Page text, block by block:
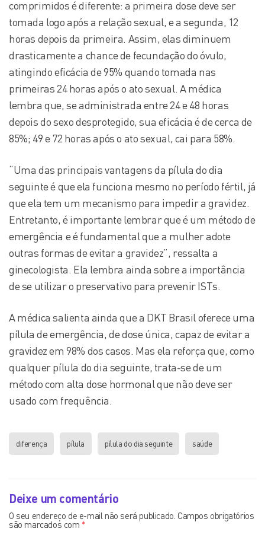
comprimidos é diferente: a primeira dose deve ser
tomada logo após a relação sexual, e a segunda, 12
horas depois da primeira. Assim, elas diminuem
drasticamente a chance de fecundação do óvulo,
atingindo eficácia de 95% quando tomada nas
primeiras 24 horas após o ato sexual. A médica
lembra que, se administrada entre 24 e 48 horas
depois do sexo desprotegido, sua eficácia é de cerca de
85%; 49 e 72 horas após o ato sexual, cai para 58%.
“Uma das principais vantagens da pílula do dia
seguinte é que ela funciona mesmo no período fértil, já
que ela tem um mecanismo para impedir a gravidez.
Entretanto, é importante lembrar que é um método de
emergência e é fundamental que a mulher adote
outras formas de evitar a gravidez”, ressalta a
ginecologista. Ela lembra ainda sobre a importância
de se utilizar o preservativo para prevenir ISTs.
A médica salienta ainda que a DKT Brasil oferece uma
pílula de emergência, de dose única, capaz de evitar a
gravidez em 98% dos casos. Mas ela reforça que, como
qualquer pílula do dia seguinte, trata-se de um
método com alta dose hormonal que não deve ser
usado com frequência.
diferença pílula pílula do dia seguinte saúde
Deixe um comentário
O seu endereço de e-mail não será publicado. Campos obrigatórios
são marcados com *